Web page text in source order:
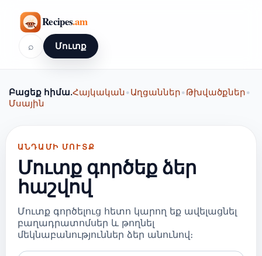
⌕ Մուտք
Բացեք հիմա.Հայկական•Աղցաններ•Թխվածքներ•
Մսային
ԱՆԴԱՄԻ ՄՈՒՏՔ
Մուտք գործեք ձեր
հաշվով
Մուտք գործելուց հետո կարող եք ավելացնել
բաղադրատոմսեր և թողնել
մեկնաբանություններ ձեր անունով։